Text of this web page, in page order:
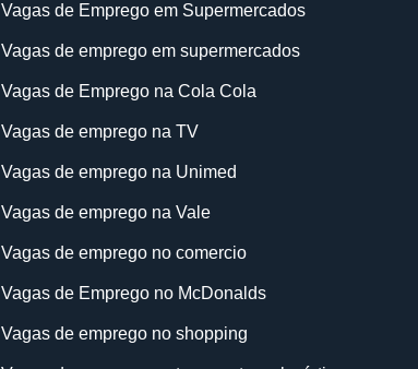
Vagas de Emprego em Supermercados
Vagas de emprego em supermercados
Vagas de Emprego na Cola Cola
Vagas de emprego na TV
Vagas de emprego na Unimed
Vagas de emprego na Vale
Vagas de emprego no comercio
Vagas de Emprego no McDonalds
Vagas de emprego no shopping